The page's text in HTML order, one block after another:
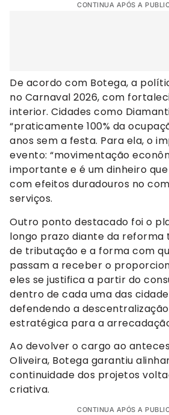
CONTINUA APÓS A
De acordo com Botega, a
no Carnaval 2026, com
interior. Cidades como
“praticamente 100% da
anos sem a festa. Para ela, o
evento: “movimentação
importante e é um dinheiro
com efeitos duradouros no
serviços.
Outro ponto destacado foi o
longo prazo diante da reforma
de tributação e a forma com
passam a receber o
eles se justifica a partir do
dentro de cada uma das
defendendo a
estratégica para a
Ao devolver o cargo ao
Oliveira, Botega garantiu
continuidade dos projetos
criativa.
CONTINUA APÓS A